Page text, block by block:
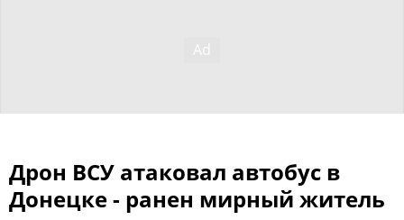
Дрон ВСУ атаковал автобус в
Донецке - ранен мирный житель